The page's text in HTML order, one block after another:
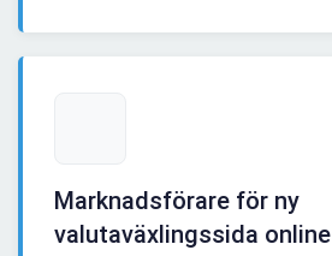
Marknadsförare för ny
valutaväxlingssida online